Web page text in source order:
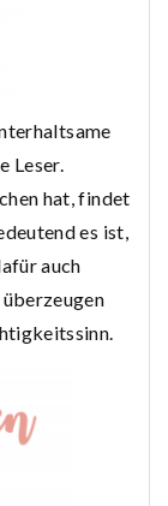
Leser.
hat, findet
es ist,
auch